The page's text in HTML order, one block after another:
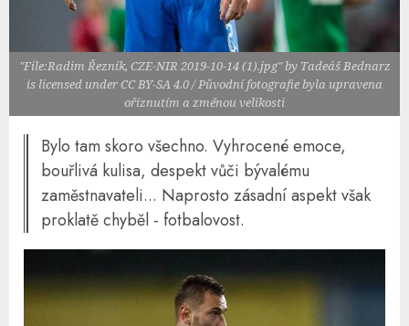
"File:Radim Řezník, CZE-NIR 2019-10-14 (1).jpg" by Tadeáš Bednarz
is licensed under CC BY-SA 4.0 / Původní fotografie byla upravena
oříznutím a změnou velikosti
Bylo tam skoro všechno. Vyhrocené emoce,
bouřlivá kulisa, despekt vůči bývalému
zaměstnavateli... Naprosto zásadní aspekt však
proklatě chyběl - fotbalovost.